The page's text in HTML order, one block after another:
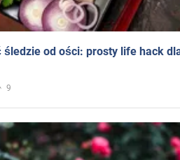
od ości: prosty life hack
9